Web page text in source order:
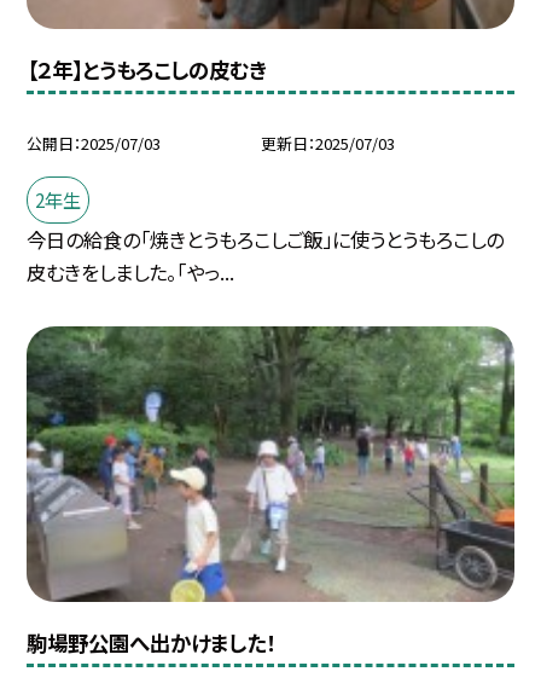
【２年】とうもろこしの皮むき
公開日 2025/07/03 更新日 2025/07/03
2年生
今日の給食の「焼きとうもろこしご飯」に使うとうもろこしの
皮むきをしました。「やっ...
駒場野公園へ出かけました！